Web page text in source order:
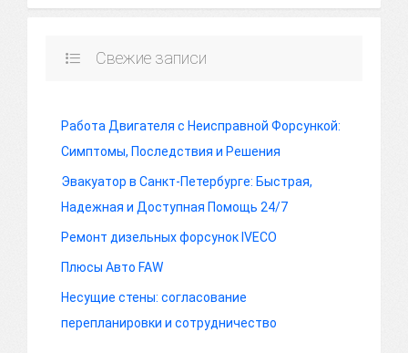
Свежие записи
Работа Двигателя с Неисправной Форсункой:
Симптомы, Последствия и Решения
Эвакуатор в Санкт-Петербурге: Быстрая,
Надежная и Доступная Помощь 24/7
Ремонт дизельных форсунок IVECO
Плюсы Авто FAW
Несущие стены: согласование
перепланировки и сотрудничество